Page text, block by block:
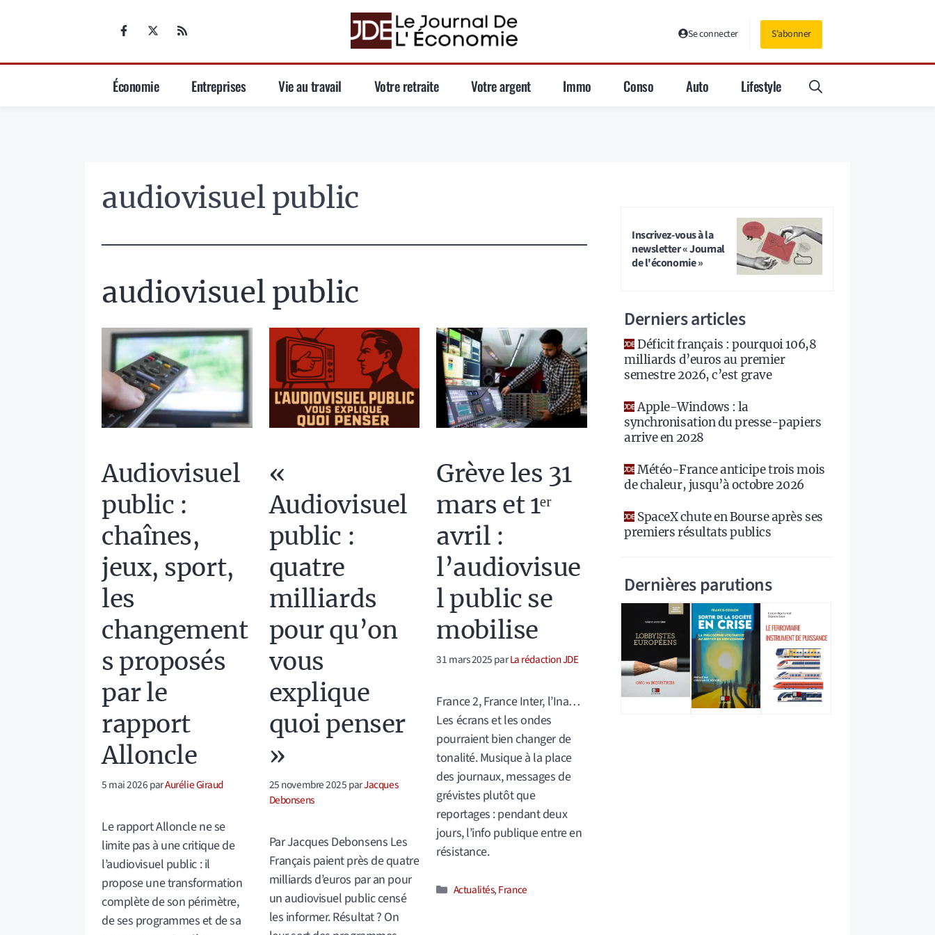
Se connecter S'abonner
Économie Entreprises Vie au travail Votre retraite Votre argent Immo Conso Auto Lifestyle
audiovisuel public
audiovisuel public
Audiovisuel
public :
chaînes,
jeux, sport,
les
changement
s proposés
par le
rapport
Alloncle
5 mai 2026parAurélie Giraud
Le rapport Alloncle ne se
limite pas à une critique de
l’audiovisuel public : il
propose une transformation
complète de son périmètre,
de ses programmes et de sa
«
Audiovisuel
public :
quatre
milliards
pour qu’on
vous
explique
quoi penser
»
25 novembre 2025parJacques
Debonsens
Par Jacques Debonsens Les
Français paient près de quatre
milliards d’euros par an pour
un audiovisuel public censé
les informer. Résultat ? On
Grève les 31
mars et 1ᵉʳ
avril :
l’audiovisue
l public se
mobilise
31 mars 2025parLa rédaction JDE
France 2, France Inter, l’Ina…
Les écrans et les ondes
pourraient bien changer de
tonalité. Musique à la place
des journaux, messages de
grévistes plutôt que
reportages : pendant deux
jours, l’info publique entre en
résistance.
Catégories
Actualités,France
Inscrivez-vous à la
newsletter « Journal
de l'économie »
Derniers articles
Déficit français : pourquoi 106,8
milliards d’euros au premier
semestre 2026, c’est grave
Apple-Windows : la
synchronisation du presse-papiers
arrive en 2028
Météo-France anticipe trois mois
de chaleur, jusqu’à octobre 2026
SpaceX chute en Bourse après ses
premiers résultats publics
Dernières parutions